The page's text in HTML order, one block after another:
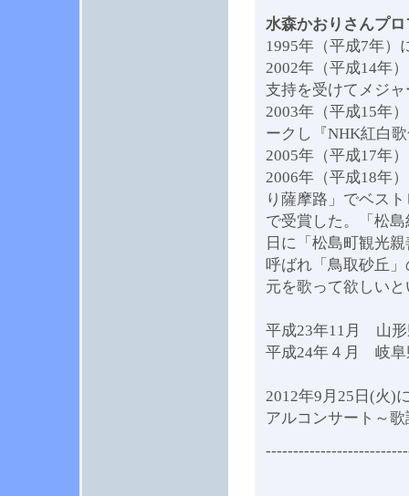
水森かおりさんプ
1995年（平成7年）
2002年（平成14年
支持を受けてメジ
2003年（平成15年
ークし『NHK紅白
2005年（平成17年
2006年（平成18年
り薩摩路」でベス
で受賞した。「松
日に「松島町観光
呼ばれ「鳥取砂丘
元を歌って欲しい
平成23年11月 山形
平成24年４月 岐阜
2012年9月25日(火)
アルコンサート～